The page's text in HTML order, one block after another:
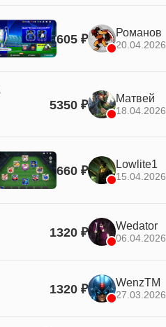
605 ₽ Романов
20.04.2026
5350 ₽ Матвей
18.04.2026
660 ₽ Lowlite1
15.04.2026
1320 ₽ Wedator
06.04.2026
1320 ₽ WenzTM
27.03.2026